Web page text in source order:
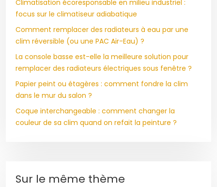
Climatisation écoresponsable en milieu industriel :
focus sur le climatiseur adiabatique
Comment remplacer des radiateurs à eau par une
clim réversible (ou une PAC Air-Eau) ?
La console basse est-elle la meilleure solution pour
remplacer des radiateurs électriques sous fenêtre ?
Papier peint ou étagères : comment fondre la clim
dans le mur du salon ?
Coque interchangeable : comment changer la
couleur de sa clim quand on refait la peinture ?
Sur le même thème